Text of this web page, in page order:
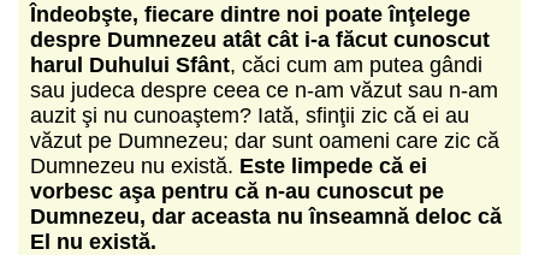
Îndeobşte, fiecare dintre noi poate înţelege
despre Dumnezeu atât cât i-a făcut cunoscut
harul Duhului Sfânt, căci cum am putea gândi
sau judeca despre ceea ce n-am văzut sau n-am
auzit şi nu cunoaştem? Iată, sfinţii zic că ei au
văzut pe Dumnezeu; dar sunt oameni care zic că
Dumnezeu nu există. Este limpede că ei
vorbesc aşa pentru că n-au cunoscut pe
Dumnezeu, dar aceasta nu înseamnă deloc că
El nu există.